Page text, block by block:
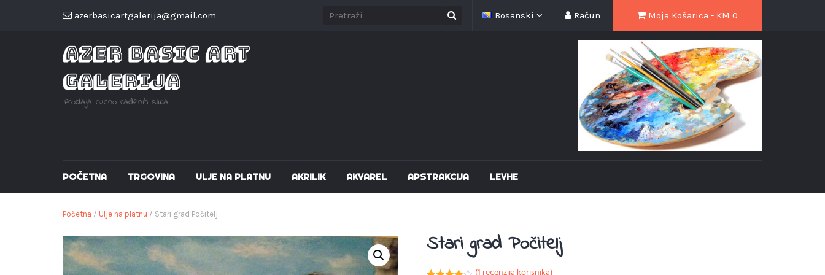
azerbasicartgalerija@gmail.com Moja Košarica - KM 0
Račun
Bosanski
AZER BASIC ART
GALERIJA
Prodaja ručno rađenih slika
POČETNA TRGOVINA ULJE NA PLATNU AKRILIK AKVAREL APSTRAKCIJA LEVHE
Početna / Ulje na platnu / Stari grad Počitelj
Stari grad Počitelj